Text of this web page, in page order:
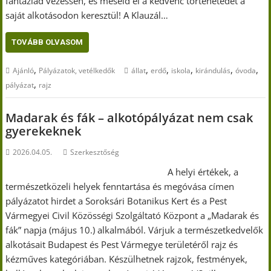
saját alkotásodon keresztül! A Klauzál…
TOVÁBB OLVASOM
Ajánló, Pályázatok, vetélkedők állat,erdő, iskola, kirándulás,óvoda,
pályázat, rajz
Madarak és fák – alkotópályázat nem csak
gyerekeknek
2026.04.05. Szerkesztőség
A helyi értékek, a
természetközeli helyek fenntartása és megóvása címen
pályázatot hirdet a Soroksári Botanikus Kert és a Pest
Vármegyei Civil Közösségi Szolgáltató Központ a „Madarak és
fák” napja (május 10.) alkalmából. Várjuk a természetkedvelők
alkotásait Budapest és Pest Vármegye területéről rajz és
kézműves kategóriában. Készülhetnek rajzok, festmények,